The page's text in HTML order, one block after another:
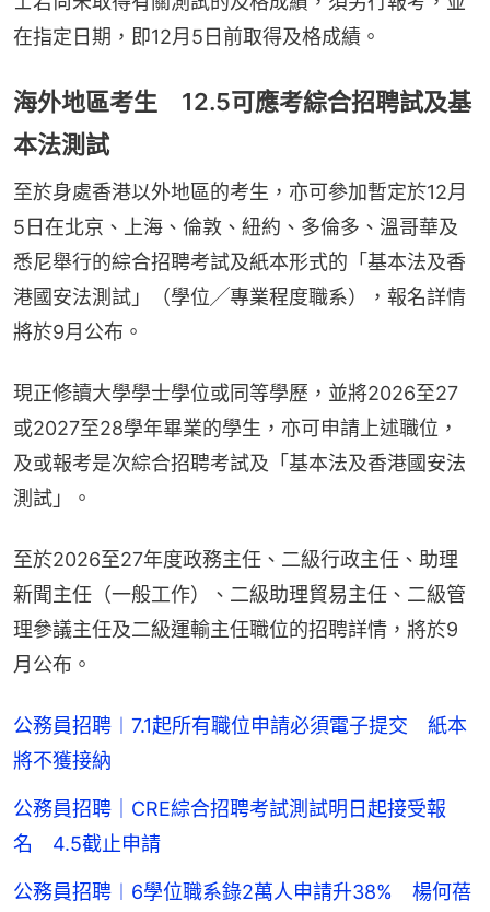
在指定日期，即12月5日前取得及格成績。
海外地區考生 12.5可應考綜合招聘試及基
本法測試
至於身處香港以外地區的考生，亦可參加暫定於12月
5日在北京、上海、倫敦、紐約、多倫多、溫哥華及
悉尼舉行的綜合招聘考試及紙本形式的「基本法及香
港國安法測試」（學位╱專業程度職系），報名詳情
將於9月公布。
現正修讀大學學士學位或同等學歷，並將2026至27
或2027至28學年畢業的學生，亦可申請上述職位，
及或報考是次綜合招聘考試及「基本法及香港國安法
測試」。
至於2026至27年度政務主任、二級行政主任、助理
新聞主任（一般工作）、二級助理貿易主任、二級管
理參議主任及二級運輸主任職位的招聘詳情，將於9
月公布。
公務員招聘︱7.1起所有職位申請必須電子提交 紙本
將不獲接納
公務員招聘｜CRE綜合招聘考試測試明日起接受報
名 4.5截止申請
公務員招聘︱6學位職系錄2萬人申請升38% 楊何蓓